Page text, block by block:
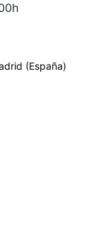
(España)